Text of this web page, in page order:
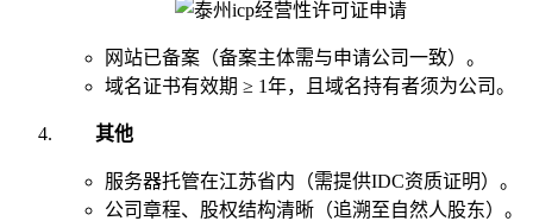
网站已备案（备案主体需与申请公司一致）。
域名证书有效期 ≥ 1年，且域名持有者须为公司。
其他
服务器托管在江苏省内（需提供IDC资质证明）。
公司章程、股权结构清晰（追溯至自然人股东）。